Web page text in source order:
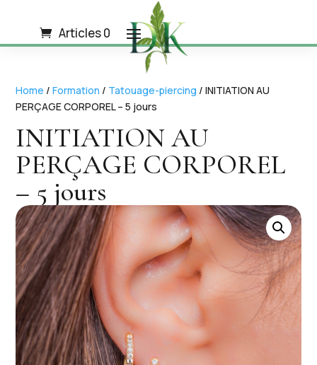
Articles 0
Home /Formation / Tatouage-piercing / INITIATION AU
PERÇAGE CORPOREL – 5 jours
INITIATION AU
PERÇAGE CORPOREL
– 5 jours